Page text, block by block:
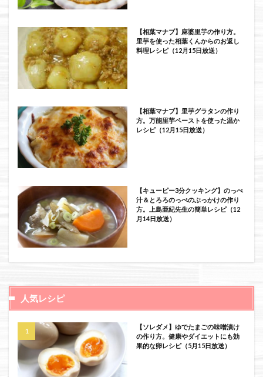
【相葉マナブ】麻婆里芋の作り方。
里芋を使った相葉くんからのお返し
料理レシピ（12月15日放送）
【相葉マナブ】里芋グラタンの作り
方。万能里芋ペーストを使った温か
レシピ（12月15日放送）
【キューピー3分クッキング】のっぺ
汁＆とろろのっぺのぶっかけの作り
方。上島亜紀先生の簡単レシピ（12
月14日放送）
人気レシピ
【ソレダメ】ゆでたまごの味噌漬け
の作り方。健康やダイエットにも効
果的な卵レシピ（5月15日放送）